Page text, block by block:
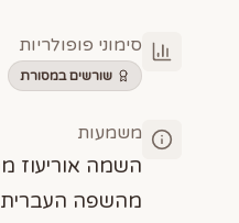
סימוני פופולריות
שורשים במסורת
משמעות
השמה אוריעוז
מהשפה